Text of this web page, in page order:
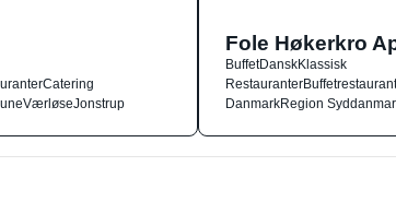
Catering
VærløseJonstrup
Fole Høkerkro
BuffetDanskKlassisk
Restauranter
DanmarkRegion